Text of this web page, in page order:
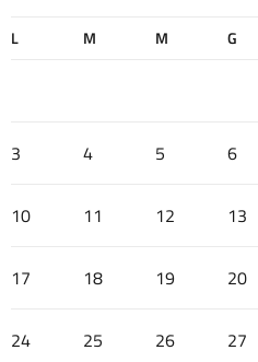
L M M G
3 4 5 6
10 11 12 13
17 18 19 20
24 25 26 27